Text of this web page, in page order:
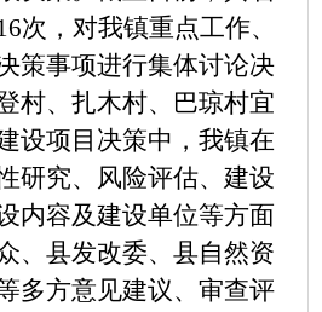
次，对我镇重点工作、
策事项进行集体讨论决
村、扎木村、巴琼村宜
设项目决策中，我镇在
研究、风险评估、建设
内容及建设单位等方面
、县发改委、县自然资
多方意见建议、审查评